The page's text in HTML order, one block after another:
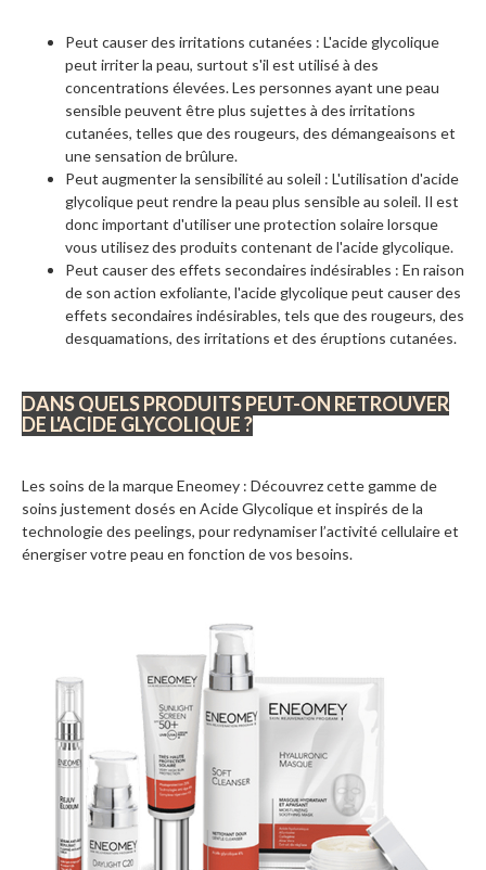
Peut causer des irritations cutanées : L'acide glycolique
peut irriter la peau, surtout s'il est utilisé à des
concentrations élevées. Les personnes ayant une peau
sensible peuvent être plus sujettes à des irritations
cutanées, telles que des rougeurs, des démangeaisons et
une sensation de brûlure.
Peut augmenter la sensibilité au soleil : L'utilisation d'acide
glycolique peut rendre la peau plus sensible au soleil. Il est
donc important d'utiliser une protection solaire lorsque
vous utilisez des produits contenant de l'acide glycolique.
Peut causer des effets secondaires indésirables : En raison
de son action exfoliante, l'acide glycolique peut causer des
effets secondaires indésirables, tels que des rougeurs, des
desquamations, des irritations et des éruptions cutanées.
DANS QUELS PRODUITS PEUT-ON RETROUVER
DE L'ACIDE GLYCOLIQUE ?
Les soins de la marque Eneomey : Découvrez cette gamme de
soins justement dosés en Acide Glycolique et inspirés de la
technologie des peelings, pour redynamiser l’activité cellulaire et
énergiser votre peau en fonction de vos besoins.